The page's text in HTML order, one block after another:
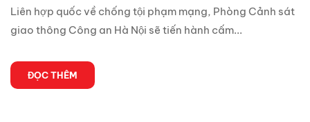
Liên hợp quốc về chống tội phạm mạng, Phòng Cảnh sát
giao thông Công an Hà Nội sẽ tiến hành cấm...
ĐỌC THÊM